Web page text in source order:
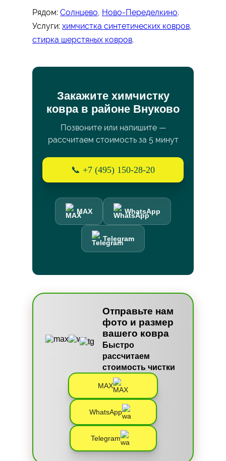
Рядом: Солнцево Ново-Переделкино.
Услуги: химчистка синтетических ковров
стирка шерстяных ковров.
Закажите химчистку
ковра в районе Внуково
Позвоните или напишите —
рассчитаем стоимость за 5 минут
📞 +7 (495) 150-28-20
MAX WhatsApp
Telegram
Отправьте нам
фото и размер
вашего ковра
Быстро
рассчитаем
стоимость чистки
MAX
WhatsApp
Telegram